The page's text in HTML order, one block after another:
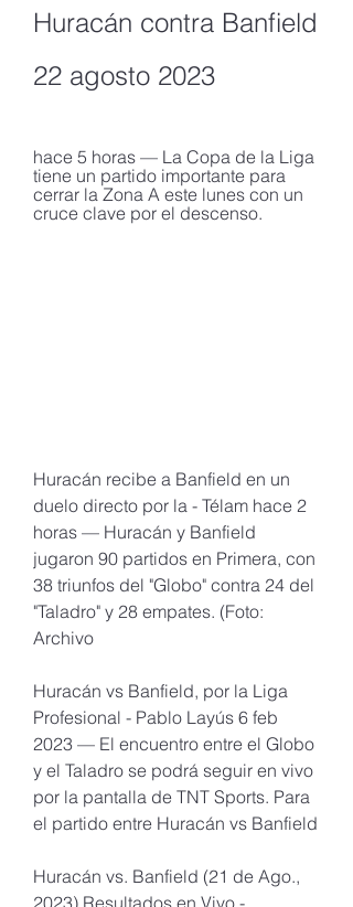
Huracán contra Banfield
22 agosto 2023
hace 5 horas — La Copa de la Liga
tiene un partido importante para
cerrar la Zona A este lunes con un
cruce clave por el descenso.
Huracán recibe a Banfield en un
duelo directo por la - Télam hace 2
horas — Huracán y Banfield
jugaron 90 partidos en Primera, con
38 triunfos del "Globo" contra 24 del
"Taladro" y 28 empates. (Foto:
Archivo
Huracán vs Banfield, por la Liga
Profesional - Pablo Layús 6 feb
2023 — El encuentro entre el Globo
y el Taladro se podrá seguir en vivo
por la pantalla de TNT Sports. Para
el partido entre Huracán vs Banfield
Huracán vs. Banfield (21 de Ago.,